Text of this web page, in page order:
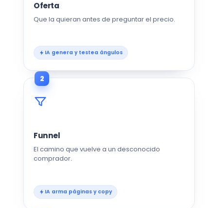
Oferta
Que la quieran antes de preguntar el precio.
IA genera y testea ángulos
2
Funnel
El camino que vuelve a un desconocido
comprador.
IA arma páginas y copy